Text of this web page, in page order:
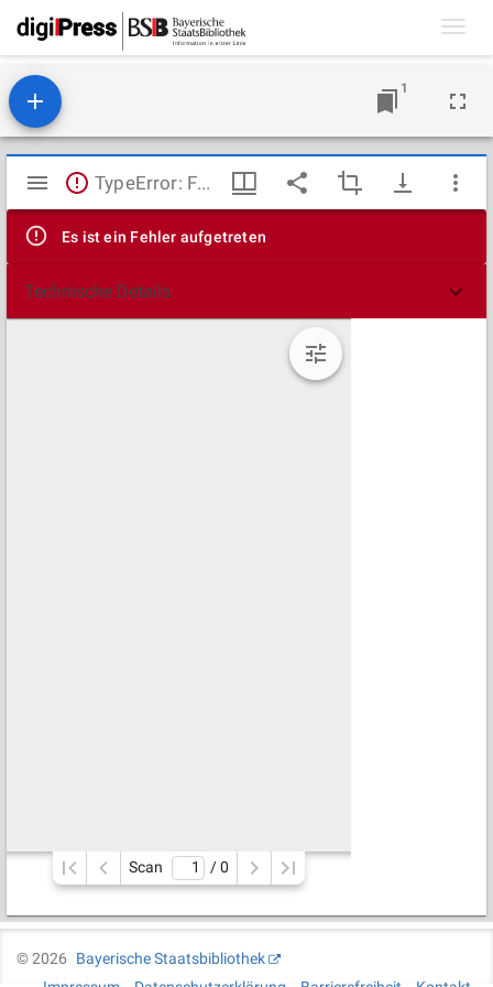
1
Mirador
Viewer
TypeError: Failed to fetch
Es ist ein Fehler aufgetreten
Technische Details
Scan / 0
©2026
Bayerische Staatsbibliothek